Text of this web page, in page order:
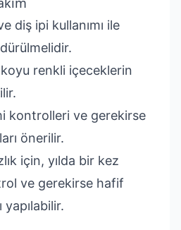
diş ipi kullanımı ile
renkli içeceklerin
kontrolleri ve gerekirse
önerilir.
için, yılda bir kez
ve gerekirse hafif
yapılabilir.